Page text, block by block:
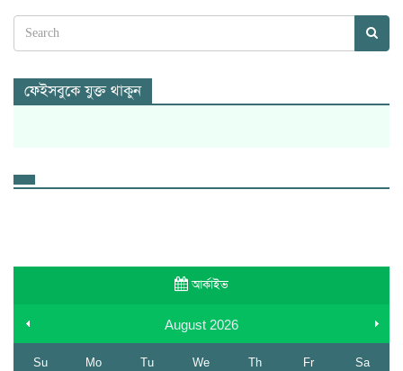
ফেইসবুকে যুক্ত থাকুন
আর্কাইভ
August 2026
Su Mo Tu We Th Fr Sa